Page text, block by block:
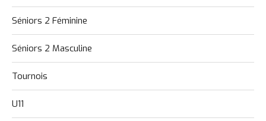
Séniors 2 Féminine
Séniors 2 Masculine
Tournois
U11